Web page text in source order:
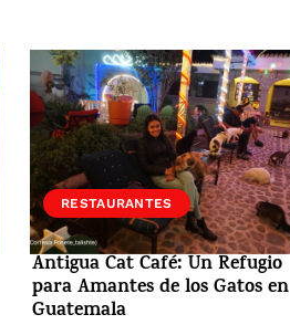
RESTAURANTES
Antigua Cat Café: Un Refugio
para Amantes de los Gatos en
Guatemala